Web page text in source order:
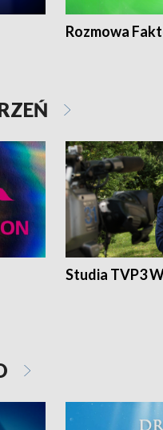
Rozmowa
Studia TVP3